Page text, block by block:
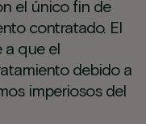
el único fin de
contratado. El
a que el
debido a
imperiosos del